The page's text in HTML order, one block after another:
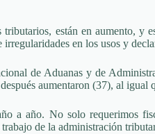
tributarios, están en aumento, y
irregularidades en los usos y
de Aduanas y de
aumentaron (37), al
a año. No solo requerimos
de la administración